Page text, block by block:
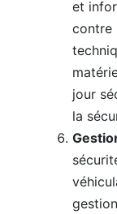
et
contre
jour
la